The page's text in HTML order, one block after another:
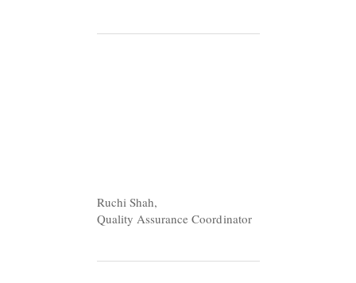
Ruchi Shah,
Quality Assurance Coordinator